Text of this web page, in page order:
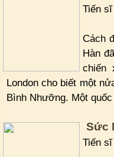
Tiến
Cách
Hàn
chiến
London cho biết một
Bình Nhưỡng. Một
Sức
Tiến